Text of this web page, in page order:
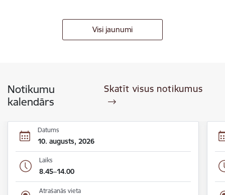
Visi jaunumi
Notikumu
kalendārs
Skatīt visus notikumus
Datums
10. augusts, 2026
Laiks
8.45–14.00
Atrašanās vieta